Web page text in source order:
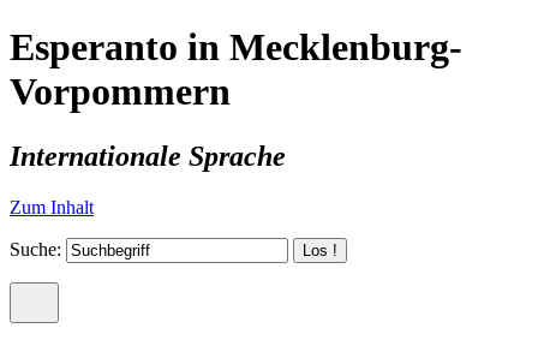
Esperanto in Mecklenburg-
Vorpommern
Internationale Sprache
Zum Inhalt
Suche: